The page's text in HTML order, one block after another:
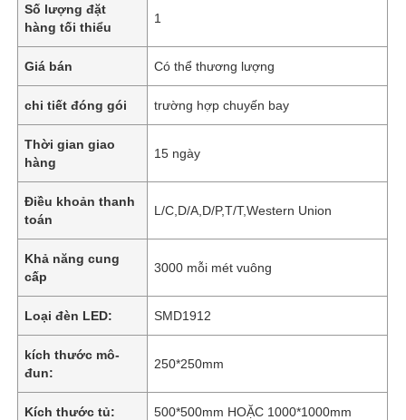
Số lượng đặt
hàng tối thiểu
1
Giá bán Có thể thương lượng
chi tiết đóng gói trường hợp chuyến bay
Thời gian giao
hàng
15 ngày
Điều khoản thanh
toán
L/C,D/A,D/P,T/T,Western Union
Khả năng cung
cấp
3000 mỗi mét vuông
Loại đèn LED: SMD1912
kích thước mô-
đun:
250*250mm
Kích thước tủ: 500*500mm HOẶC 1000*1000mm